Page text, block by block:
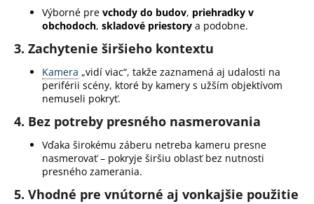
Výborné pre vchody do budov, priehradky v
obchodoch, skladové priestory a podobne.
3. Zachytenie širšieho kontextu
Kamera „vidí viac“, takže zaznamená aj udalosti na
periférii scény, ktoré by kamery s užším objektívom
nemuseli pokryť.
4. Bez potreby presného nasmerovania
Vďaka širokému záberu netreba kameru presne
nasmerovať – pokryje širšiu oblasť bez nutnosti
presného zamerania.
5. Vhodné pre vnútorné aj vonkajšie použitie
m
e